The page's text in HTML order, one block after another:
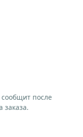
после
заказа.